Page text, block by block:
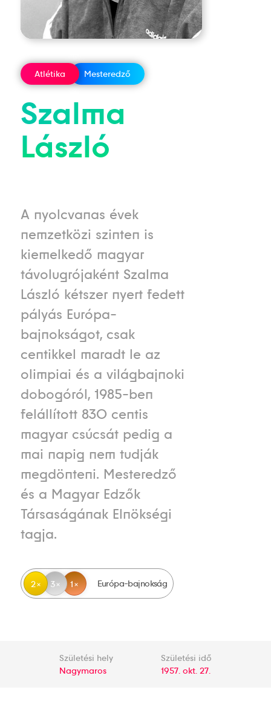
Atlétika Mesteredző
Szalma
László
A nyolcvanas évek
nemzetközi szinten is
kiemelkedő magyar
távolugrójaként Szalma
László kétszer nyert fedett
pályás Európa-
bajnokságot, csak
centikkel maradt le az
olimpiai és a világbajnoki
dobogóról, 1985-ben
felállított 830 centis
magyar csúcsát pedig a
mai napig nem tudják
megdönteni. Mesteredző
és a Magyar Edzők
Társaságának Elnökségi
tagja.
2 3 1 Európa-bajnokság
Születési hely
Nagymaros
Születési idő
1957. okt. 27.